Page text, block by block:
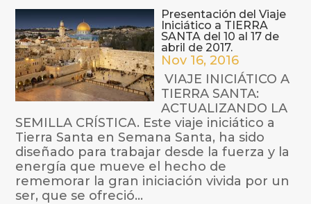
Presentación del Viaje
Iniciático a TIERRA
SANTA del 10 al 17 de
abril de 2017.
Nov 16, 2016
VIAJE INICIÁTICO A
TIERRA SANTA:
ACTUALIZANDO LA
SEMILLA CRÍSTICA. Este viaje iniciático a
Tierra Santa en Semana Santa, ha sido
diseñado para trabajar desde la fuerza y la
energía que mueve el hecho de
rememorar la gran iniciación vivida por un
ser, que se ofreció...